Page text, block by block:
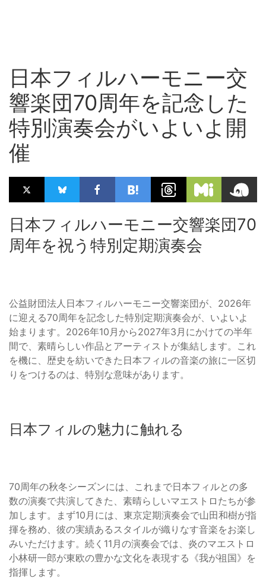
日本フィルハーモニー交
響楽団70周年を記念した
特別演奏会がいよいよ開
催
日本フィルハーモニー交響楽団70
周年を祝う特別定期演奏会
公益財団法人日本フィルハーモニー交響楽団が、2026年
に迎える70周年を記念した特別定期演奏会が、いよいよ
始まります。2026年10月から2027年3月にかけての半年
間で、素晴らしい作品とアーティストが集結します。これ
を機に、歴史を紡いできた日本フィルの音楽の旅に一区切
りをつけるのは、特別な意味があります。
日本フィルの魅力に触れる
70周年の秋冬シーズンには、これまで日本フィルとの多
数の演奏で共演してきた、素晴らしいマエストロたちが参
加します。まず10月には、東京定期演奏会で山田和樹が指
揮を務め、彼の実績あるスタイルが織りなす音楽をお楽し
みいただけます。続く11月の演奏会では、炎のマエストロ
小林研一郎が東欧の豊かな文化を表現する《我が祖国》を
指揮します。